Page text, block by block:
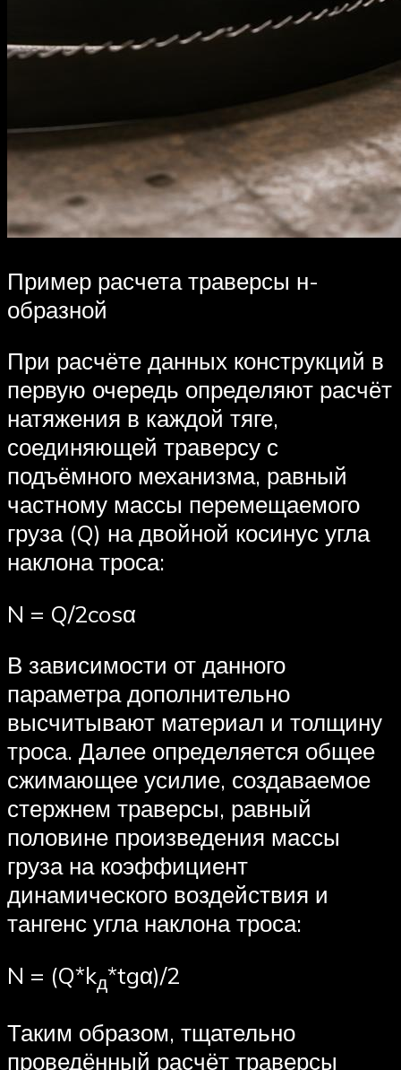
Пример расчета траверсы н-
образной
При расчёте данных конструкций в
первую очередь определяют расчёт
натяжения в каждой тяге,
соединяющей траверсу с
подъёмного механизма, равный
частному массы перемещаемого
груза (Q) на двойной косинус угла
наклона троса:
N = Q/2cosα
В зависимости от данного
параметра дополнительно
высчитывают материал и толщину
троса. Далее определяется общее
сжимающее усилие, создаваемое
стержнем траверсы, равный
половине произведения массы
груза на коэффициент
динамического воздействия и
тангенс угла наклона троса:
N = (Q*kд*tgα)/2
Таким образом, тщательно
проведённый расчёт траверсы